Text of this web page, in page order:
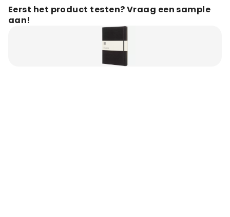
Eerst het product testen? Vraag een sample
aan!